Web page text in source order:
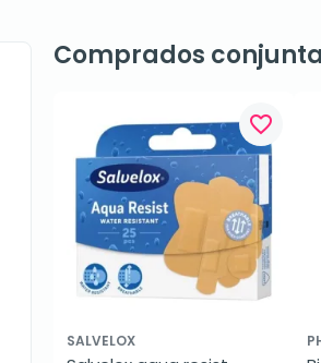
Comprados
favorite_border
SALVELOX